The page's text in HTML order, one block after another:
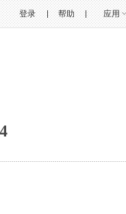
帮助 应用
登录